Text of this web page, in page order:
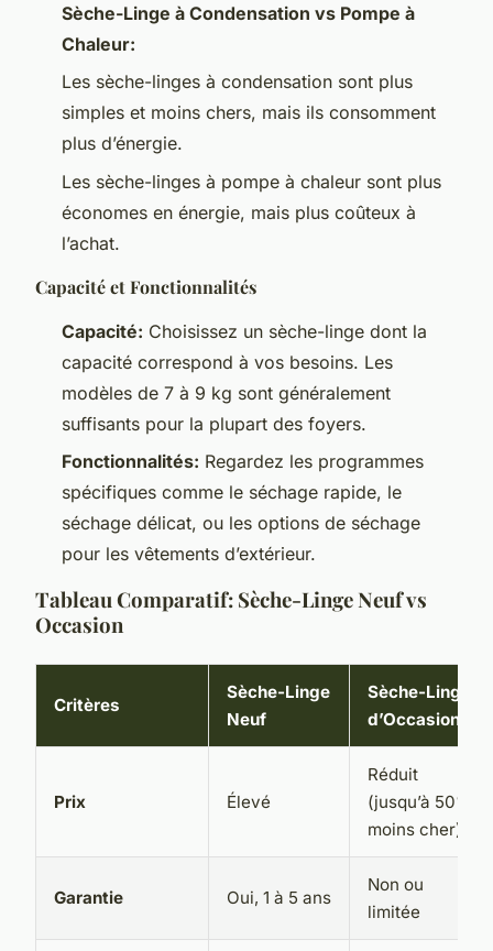
Sèche-Linge à Condensation vs Pompe à
Chaleur:
Les sèche-linges à condensation sont plus
simples et moins chers, mais ils consomment
plus d’énergie.
Les sèche-linges à pompe à chaleur sont plus
économes en énergie, mais plus coûteux à
l’achat.
Capacité et Fonctionnalités
Capacité: Choisissez un sèche-linge dont la
capacité correspond à vos besoins. Les
modèles de 7 à 9 kg sont généralement
suffisants pour la plupart des foyers.
Fonctionnalités: Regardez les programmes
spécifiques comme le séchage rapide, le
séchage délicat, ou les options de séchage
pour les vêtements d’extérieur.
Tableau Comparatif: Sèche-Linge Neuf vs
Occasion
Critères
Sèche-Linge
Neuf
Sèche-Linge
d’Occasion
Prix Élevé
Réduit
(jusqu’à 50%
moins cher)
Garantie Oui, 1 à 5 ans
Non ou
limitée